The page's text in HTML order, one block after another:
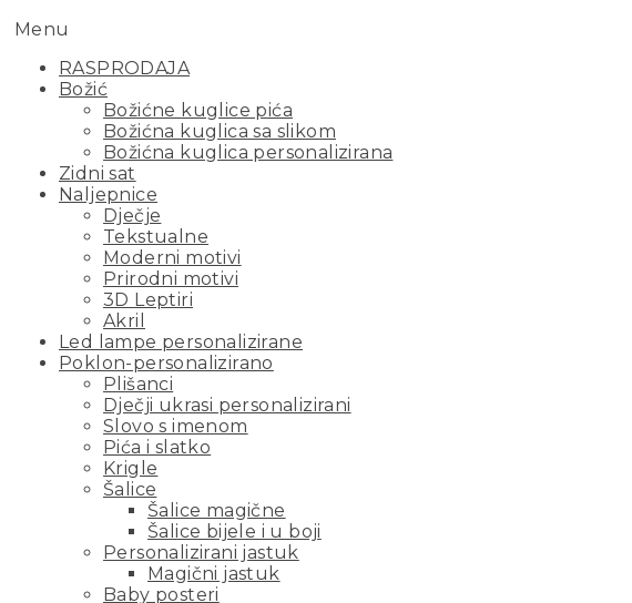
Menu
RASPRODAJA
Božić
Božićne kuglice pića
Božićna kuglica sa slikom
Božićna kuglica personalizirana
Zidni sat
Naljepnice
Dječje
Tekstualne
Moderni motivi
Prirodni motivi
3D Leptiri
Akril
Led lampe personalizirane
Poklon-personalizirano
Plišanci
Dječji ukrasi personalizirani
Slovo s imenom
Pića i slatko
Krigle
Šalice
Šalice magične
Šalice bijele i u boji
Personalizirani jastuk
Magični jastuk
Baby posteri